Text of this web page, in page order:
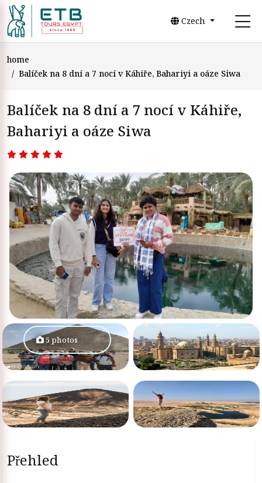
Czech
home
Balíček na 8 dní a 7 nocí v Káhiře, Bahariyi a oáze Siwa
Balíček na 8 dní a 7 nocí v Káhiře,
Bahariyi a oáze Siwa
5 photos
Přehled